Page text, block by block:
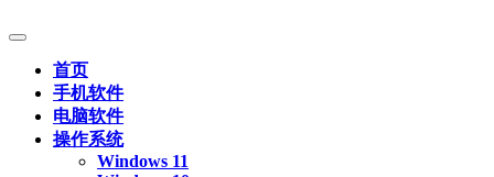
首页
手机软件
电脑软件
操作系统
Windows 11